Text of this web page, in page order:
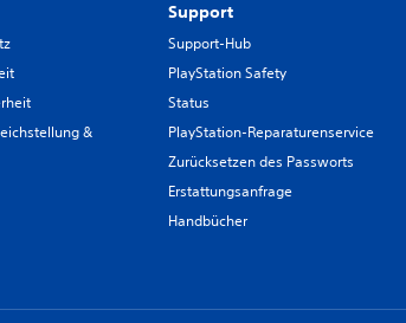
&
Support
Support-Hub
PlayStation Safety
Status
PlayStation-Reparaturenservice
Zurücksetzen des Passworts
Erstattungsanfrage
Handbücher